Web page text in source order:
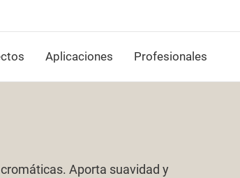
Aplicaciones Profesionales
Aporta suavidad y